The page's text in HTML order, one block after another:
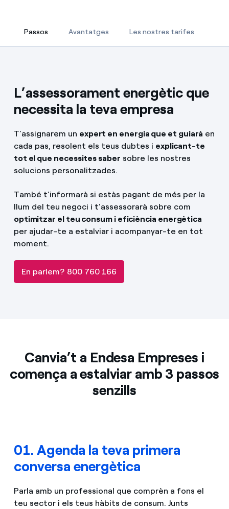
Ofertes per a autònoms i Pymes
Gestiones diverses comunitats de propietaris?
Serveis
Blog
Passos
Passos Avantatges Les nostres tarifes
L’assessorament energètic que
necessita la teva empresa
T’assignarem un expert en energia que et guiarà en
cada pas, resolent els teus dubtes i explicant-te
tot el que necessites saber sobre les nostres
solucions personalitzades.
També t’informarà si estàs pagant de més per la
llum del teu negoci i t’assessorarà sobre com
optimitzar el teu consum i eficiència energètica
per ajudar-te a estalviar i acompanyar-te en tot
moment.
En parlem? 800 760 166
Canvia’t a Endesa Empreses i
comença a estalviar amb 3 passos
senzills
01. Agenda la teva primera
conversa energètica
Parla amb un professional que comprèn a fons el
teu sector i els teus hàbits de consum. Junts